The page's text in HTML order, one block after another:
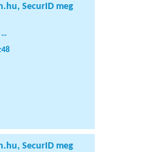
SecurID meg
--
SecurID meg